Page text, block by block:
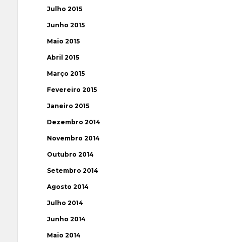
Julho 2015
Junho 2015
Maio 2015
Abril 2015
Março 2015
Fevereiro 2015
Janeiro 2015
Dezembro 2014
Novembro 2014
Outubro 2014
Setembro 2014
Agosto 2014
Julho 2014
Junho 2014
Maio 2014